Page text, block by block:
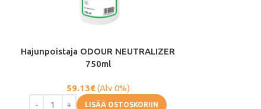
Hajunpoistaja ODOUR NEUTRALIZER
750ml
59.13€(Alv 0%)
LISÄÄ OSTOSKORIIN